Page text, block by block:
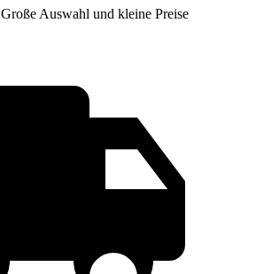
Große Auswahl und kleine Preise